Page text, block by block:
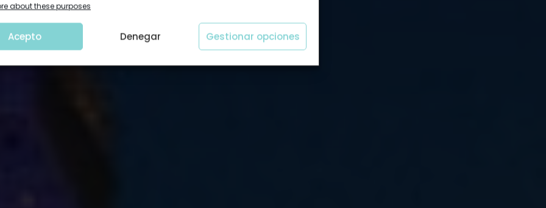
Vincular diferentes dispositivos, Identificación de
la seguridad, evitar y detectar fraudes, y
fallos, Ofrecer y presentar publicidad y Always active
about these purposes
Acepto Denegar Gestionar opciones